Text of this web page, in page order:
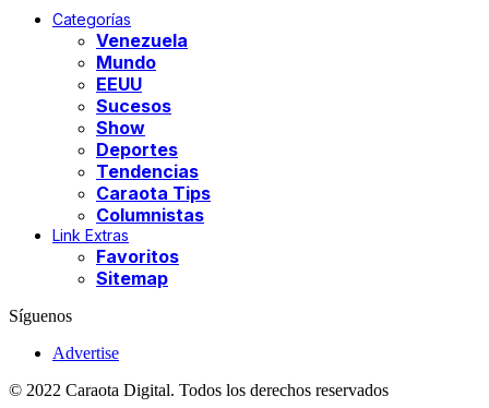
Categorías
Venezuela
Mundo
EEUU
Sucesos
Show
Deportes
Tendencias
Caraota Tips
Columnistas
Link Extras
Favoritos
Sitemap
Síguenos
Advertise
© 2022 Caraota Digital. Todos los derechos reservados